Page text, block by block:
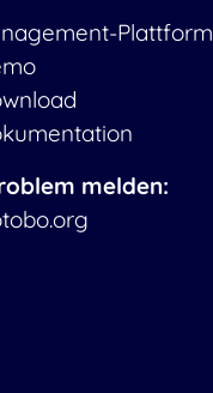
Plattform
melden: